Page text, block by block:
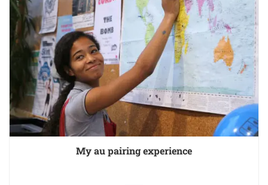
My au pairing experience